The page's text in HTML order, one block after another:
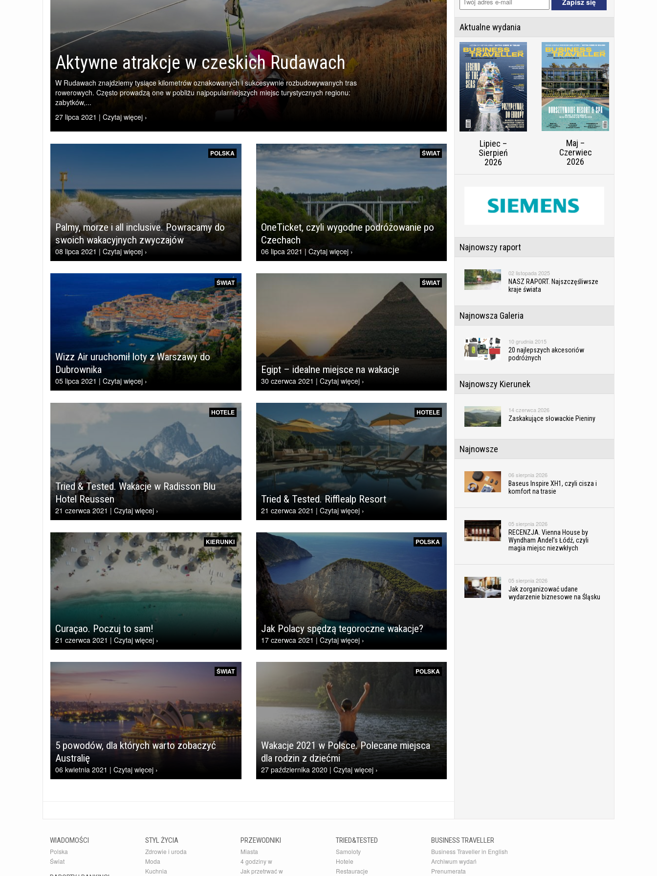
Aktywne atrakcje w czeskich Rudawach
W Rudawach znajdziemy tysiące kilometrów oznakowanych i sukcesywnie rozbudowywanych tras
rowerowych. Często prowadzą one w pobliżu najpopularniejszych miejsc turystycznych regionu:
zabytków,...
27 lipca 2021 | Czytaj więcej ›
POLSKA
Palmy, morze i all inclusive. Powracamy do
swoich wakacyjnych zwyczajów
08 lipca 2021 | Czytaj więcej ›
ŚWIAT
OneTicket, czyli wygodne podróżowanie po
Czechach
06 lipca 2021 | Czytaj więcej ›
ŚWIAT
Wizz Air uruchomił loty z Warszawy do
Dubrownika
05 lipca 2021 | Czytaj więcej ›
ŚWIAT
Egipt – idealne miejsce na wakacje
30 czerwca 2021 | Czytaj więcej ›
HOTELE
Tried & Tested. Wakacje w Radisson Blu
Hotel Reussen
21 czerwca 2021 | Czytaj więcej ›
HOTELE
Tried & Tested. Rifflealp Resort
21 czerwca 2021 | Czytaj więcej ›
KIERUNKI
Curaçao. Poczuj to sam!
21 czerwca 2021 | Czytaj więcej ›
POLSKA
Jak Polacy spędzą tegoroczne wakacje?
17 czerwca 2021 | Czytaj więcej ›
ŚWIAT
5 powodów, dla których warto zobaczyć
Australię
06 kwietnia 2021 | Czytaj więcej ›
POLSKA
Wakacje 2021 w Polsce. Polecane miejsca
dla rodzin z dziećmi
27 października 2020 | Czytaj więcej ›
Aktualne wydania
Lipiec –
Sierpień
2026
Maj –
Czerwiec
2026
Najnowszy raport
02 listopada 2025
NASZ RAPORT. Najszczęśliwsze
kraje świata
Najnowsza Galeria
10 grudnia 2015
20 najlepszych akcesoriów
podróżnych
Najnowszy Kierunek
14 czerwca 2026
Zaskakujące słowackie Pieniny
Najnowsze
06 sierpnia 2026
Baseus Inspire XH1, czyli cisza i
komfort na trasie
05 sierpnia 2026
RECENZJA. Vienna House by
Wyndham Andel’s Łódź, czyli
magia miejsc niezwkłych
05 sierpnia 2026
Jak zorganizować udane
wydarzenie biznesowe na Śląsku
WIADOMOŚCI
Polska
Świat
STYL ŻYCIA
Zdrowie i uroda
Moda
Kuchnia
PRZEWODNIKI
Miasta
4 godziny w
Jak przetrwać w
TRIED&TESTED
Samoloty
Hotele
Restauracje
BUSINESS TRAVELLER
Business Traveller in English
Archiwum wydań
Prenumerata